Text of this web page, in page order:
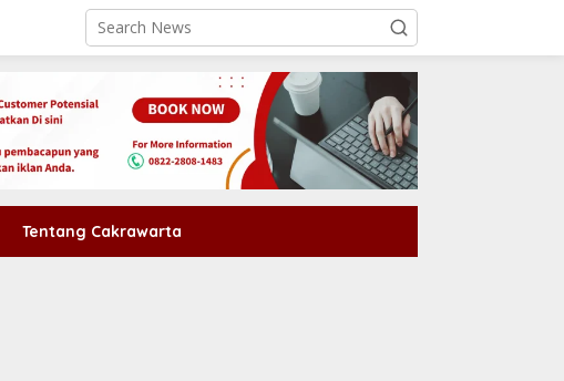
Tentang Cakrawarta